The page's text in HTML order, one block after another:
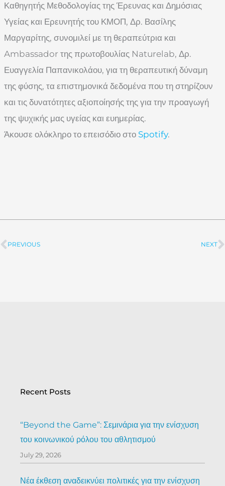
Καθηγητής Μεθοδολογίας της Έρευνας και Δημόσιας
Υγείας και Ερευνητής του ΚΜΟΠ, Δρ. Βασίλης
Μαργαρίτης, συνομιλεί με τη θεραπεύτρια και
Ambassador της πρωτοβουλίας Naturelab, Δρ.
Ευαγγελία Παπανικολάου, για τη θεραπευτική δύναμη
της φύσης, τα επιστημονικά δεδομένα που τη στηρίζουν
και τις δυνατότητες αξιοποίησής της για την προαγωγή
της ψυχικής μας υγείας και ευημερίας.
Άκουσε ολόκληρο το επεισόδιο στο Spotify.
Prev
PREVIOUS NEXT
Recent Posts
“Beyond the Game”: Σεμινάρια για την ενίσχυση
του κοινωνικού ρόλου του αθλητισμού
July 29, 2026
Νέα έκθεση αναδεικνύει πολιτικές για την ενίσχυση